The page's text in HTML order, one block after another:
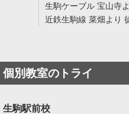
生駒ケーブル 宝山寺
近鉄生駒線 菜畑より
個別教室のトライ
生駒駅前校